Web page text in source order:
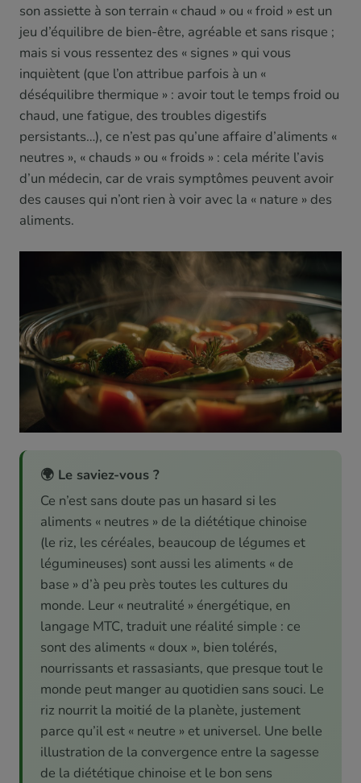
son assiette à son terrain « chaud » ou « froid » est un
jeu d’équilibre de bien-être, agréable et sans risque ;
mais si vous ressentez des « signes » qui vous
inquiètent (que l’on attribue parfois à un «
déséquilibre thermique » : avoir tout le temps froid ou
chaud, une fatigue, des troubles digestifs
persistants…), ce n’est pas qu’une affaire d’aliments «
neutres », « chauds » ou « froids » : cela mérite l’avis
d’un médecin, car de vrais symptômes peuvent avoir
des causes qui n’ont rien à voir avec la « nature » des
aliments.
🌍 Le saviez-vous ?
Ce n’est sans doute pas un hasard si les
aliments « neutres » de la diététique chinoise
(le riz, les céréales, beaucoup de légumes et
légumineuses) sont aussi les aliments « de
base » d’à peu près toutes les cultures du
monde. Leur « neutralité » énergétique, en
langage MTC, traduit une réalité simple : ce
sont des aliments « doux », bien tolérés,
nourrissants et rassasiants, que presque tout le
monde peut manger au quotidien sans souci. Le
riz nourrit la moitié de la planète, justement
parce qu’il est « neutre » et universel. Une belle
illustration de la convergence entre la sagesse
de la diététique chinoise et le bon sens